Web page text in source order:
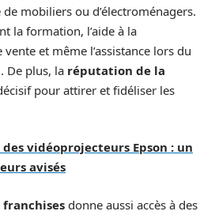
mobiliers ou d’électroménagers.
la formation, l’aide à la
et même l’assistance lors du
De plus, la réputation de la
pour attirer et fidéliser les
des vidéoprojecteurs Epson : un
avisés
franchises donne aussi accès à des